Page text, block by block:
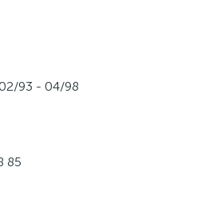
02/93 - 04/98
85